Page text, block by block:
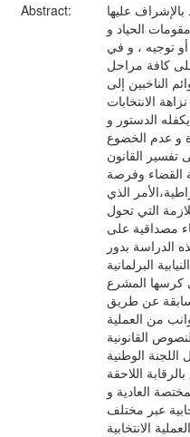
Abstract:
بالإشراف عليها
الحياد و
توجيه ، و في
كافة مراحل
الناخبين إلى
الانتخابات
الدستور و
و عدم الخضوع
تفسير القانون
القضاء وفرصة
الذي
التي تحول
مصداقية على
الدراسة بدور
البرلمانية
كرسها المشرع
عن طريق
من العملية
القانونية
اللجنة الوطنية
اللاحقة
العادية و
عبر مختلف
الانتخابية